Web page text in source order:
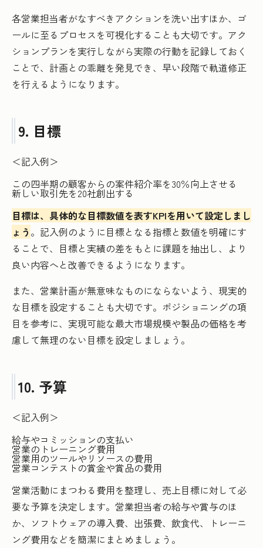
各営業担当者がなすべきアクションを洗い出すほか、ゴ
ールに至るプロセスを可視化することも大切です。アク
ションプランを実行しながら実際の行動を記録しておく
ことで、計画との乖離を発見でき、早い段階で軌道修正
を行えるようになります。
9. 目標
＜記入例＞
この四半期の顧客からの案件紹介率を30％向上させる
新しい取引先を20社創出する
目標は、具体的な目標数値を表すKPIを用いて設定しまし
ょう 。記入例のように目標となる指標と数値を明確にす
ることで、目標と実績の差をもとに課題を抽出し、より
良い内容へと改善できるようになります。
また、営業計画が無意味なものにならないよう、現実的
な目標を設定することも大切です。ポジショニングの項
目を参考に、実現可能な最大市場規模や製品の価格を考
慮して無理のない目標を設定しましょう。
10. 予算
＜記入例＞
給与やコミッションの支払い
営業のトレーニング費用
営業用のツールやリソースの費用
営業コンテストの賞金や賞品の費用
営業活動にまつわる費用を整理し、売上目標に対して必
要な予算を決定します。営業担当者の給与や賞与のほ
か、ソフトウェアの導入費、出張費、飲食代、トレーニ
ング費用などを簡潔にまとめましょう。